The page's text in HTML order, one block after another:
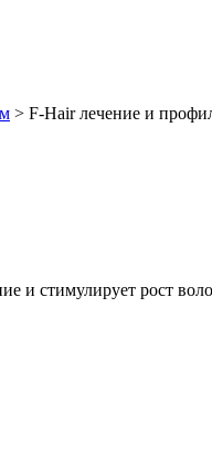
> F-Hair лечение и
и стимулирует рост